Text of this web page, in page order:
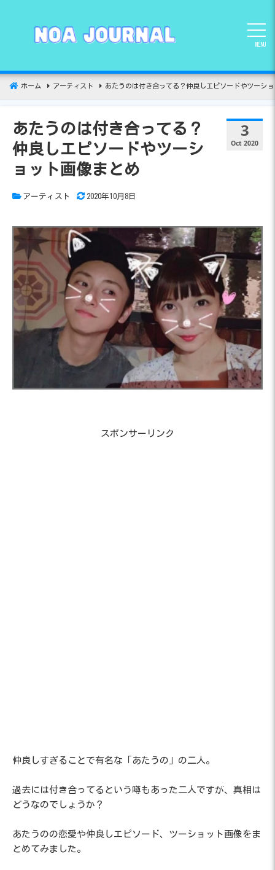
MENU
ホーム アーティスト あたうのは付き合ってる？仲良しエピソードやツーシ
3
Oct 2020
あたうのは付き合ってる？
仲良しエピソードやツーシ
ョット画像まとめ
アーティスト 2020年10月8日
スポンサーリンク
仲良しすぎることで有名な「あたうの」の二人。
過去には付き合ってるという噂もあった二人ですが、真相は
どうなのでしょうか？
あたうのの恋愛や仲良しエピソード、ツーショット画像をま
とめてみました。